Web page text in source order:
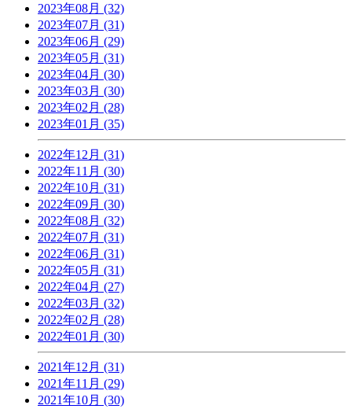
2023年08月 (32)
2023年07月 (31)
2023年06月 (29)
2023年05月 (31)
2023年04月 (30)
2023年03月 (30)
2023年02月 (28)
2023年01月 (35)
2022年12月 (31)
2022年11月 (30)
2022年10月 (31)
2022年09月 (30)
2022年08月 (32)
2022年07月 (31)
2022年06月 (31)
2022年05月 (31)
2022年04月 (27)
2022年03月 (32)
2022年02月 (28)
2022年01月 (30)
2021年12月 (31)
2021年11月 (29)
2021年10月 (30)